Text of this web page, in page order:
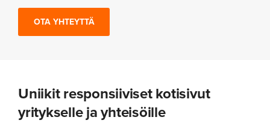
OTA YHTEYTTÄ
Uniikit responsiiviset kotisivut
yritykselle ja yhteisöille